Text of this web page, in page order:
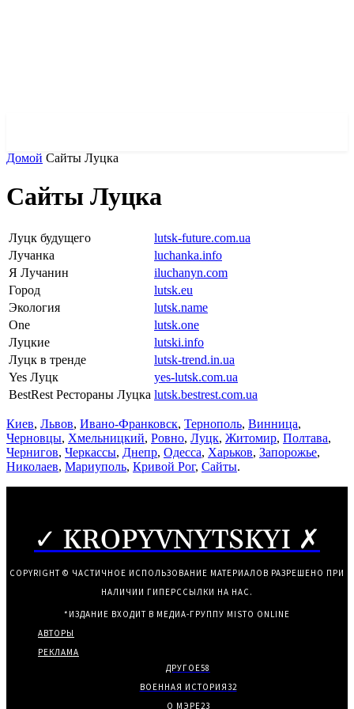
Домой Сайты Луцка
Сайты Луцка
Луцк будущего
lutsk-future.com.ua
Лучанка
luchanka.info
Я Лучанин
iluchanyn.com
Город
lutsk.eu
Экология
lutsk.name
One
lutsk.one
Луцкие
lutski.info
Луцк в тренде
lutsk-trend.in.ua
Yes Луцк
yes-lutsk.com.ua
BestRest Рестораны Луцка lutsk.bestrest.com.ua
Киев, Львов, Ивано-Франковск, Тернополь, Винница,
Черновцы, Хмельницкий, Ровно, Луцк, Житомир, Полтава,
Чернигов, Черкассы, Днепр, Одесса, Харьков, Запорожье,
Николаев, Мариуполь, Кривой Рог, Сайты.
✓ KROPYVNYTSKYI ✗
COPYRIGHT © ЧАСТИЧНОЕ ИСПОЛЬЗОВАНИЕ МАТЕРИАЛОВ РАЗРЕШЕНО ПРИ
НАЛИЧИИ ГИПЕРССЫЛКИ НА НАС.
*ИЗДАНИЕ ВХОДИТ В МЕДИА-ГРУППУ MISTO ONLINE
АВТОРЫ
РЕКЛАМА
ДРУГОЕ58
ВОЕННАЯ ИСТОРИЯ32
О МЭРЕ23